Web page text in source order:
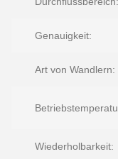
Genauigkeit:
Art von Wandlern:
Wiederholbarkeit: